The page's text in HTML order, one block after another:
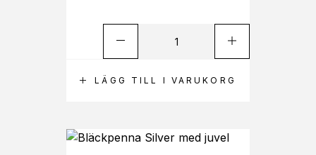
LÄGG TILL I VARUKORG